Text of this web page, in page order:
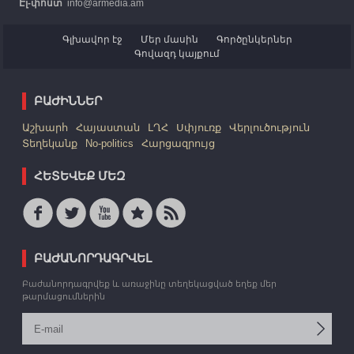
Էլ-փոստ՝info@armedia.am
Գլխավոր էջ Մեր մասին
Գործընկերներ
Գովազդ կայքում
ԲԱԺԻՆՆԵՐ
Աշխարհ Հայաստան ԼՂՀ Սփյուռք
Վերլուծություն
Տեղեկանք
No-politics Հարցազրույց
ՀԵՏԵՎԵՔ ՄԵԶ
ԲԱԺԱՆՈՐԴԱԳՐՎԵԼ
Բաժանորդագրվեք և առաջինը տեղեկացված եղեք մեր
թարմացումներին